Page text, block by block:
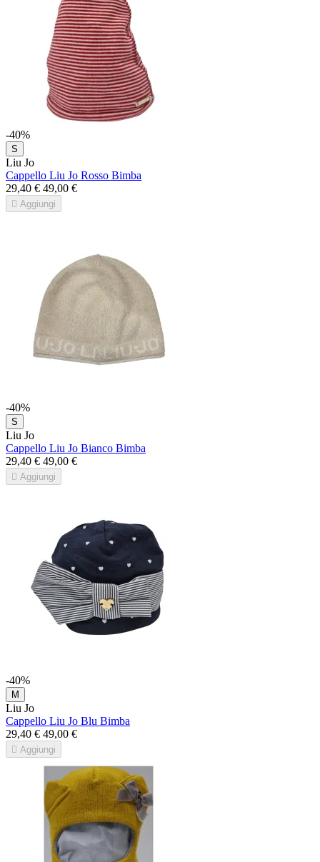
-40%
S
Liu Jo
Cappello Liu Jo Rosso Bimba
29,40 € 49,00 €
 Aggiungi
-40%
S
Liu Jo
Cappello Liu Jo Bianco Bimba
29,40 € 49,00 €
 Aggiungi
-40%
M
Liu Jo
Cappello Liu Jo Blu Bimba
29,40 € 49,00 €
 Aggiungi